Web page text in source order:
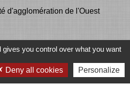
d'agglomération de l'Ouest
Politique de confidentialité -
du site - Gestion des cookies
you control over what you want
Deny all cookies Personalize